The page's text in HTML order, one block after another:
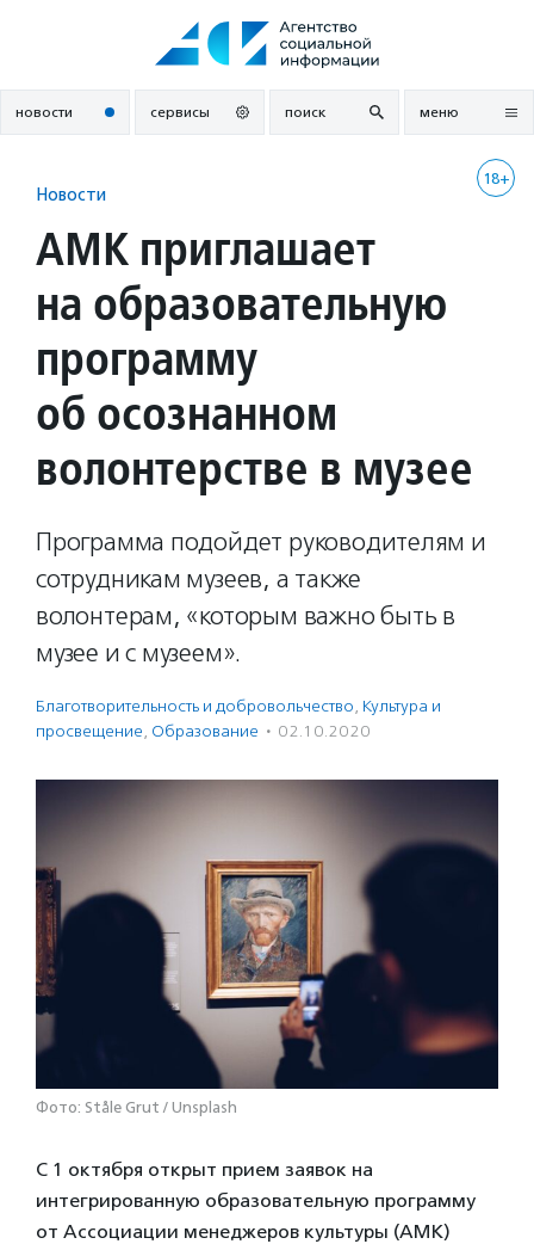
новости сервисы поиск меню
18+
Новости
АМК приглашает
на образовательную
программу
об осознанном
волонтерстве в музее
Программа подойдет руководителям и
сотрудникам музеев, а также
волонтерам, «которым важно быть в
музее и с музеем».
Благотвори­тель­ность и доброволь­чест­во, Культура и
просвещение, Образование · 02.10.2020
Фото: Ståle Grut / Unsplash
С 1 октября открыт прием заявок на
интегрированную образовательную программу
от Ассоциации менеджеров культуры (АМК)